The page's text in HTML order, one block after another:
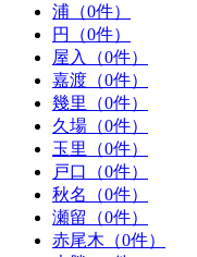
浦（0件）
円（0件）
屋入（0件）
嘉渡（0件）
幾里（0件）
久場（0件）
玉里（0件）
戸口（0件）
秋名（0件）
瀬留（0件）
赤尾木（0件）